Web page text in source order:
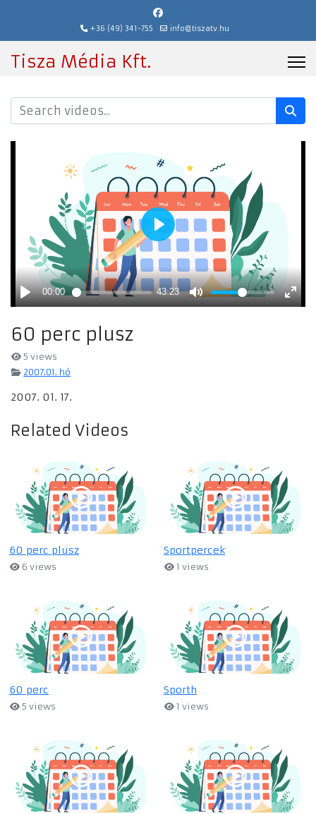
+36 (49) 341-755 info@tiszatv.hu
Tisza Média Kft.
60 perc plusz
5 views
2007.01. hó
2007. 01. 17.
Related Videos
60 perc plusz
6 views
Sportpercek
1 views
60 perc
5 views
Sporth
1 views